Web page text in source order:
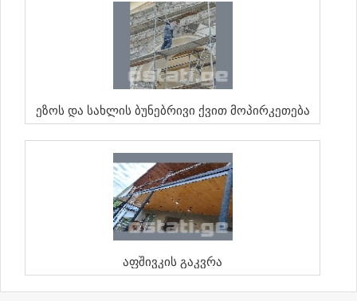
Ეზოს Და Სახლის Ბუნებრივი Ქვით Მოპირკეთება
Აფშივკის Გაკვრა